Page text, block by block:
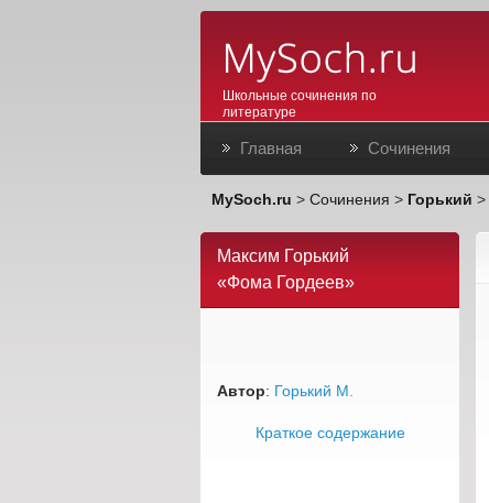
Школьные сочинения по
литературе
Главная Сочинения
MySoch.ru > Сочинения > Горький >
Максим Горький
«Фома Гордеев»
Автор: Горький М.
Краткое содержание